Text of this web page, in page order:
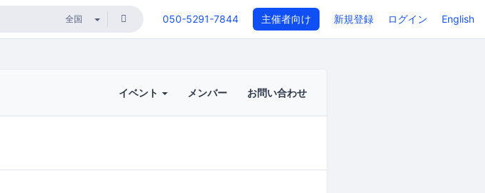
050-5291-7844 主催者向け 新規登録 ログイン English
イベント メンバー お問い合わせ